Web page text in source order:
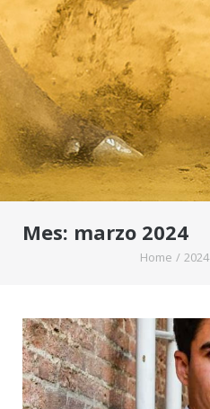
Mes: marzo 2024
Home / 2024